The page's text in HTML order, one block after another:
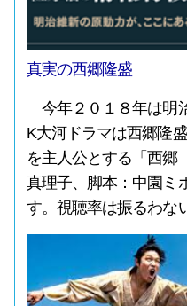
真実の西郷隆盛
今年２０１８年は明
K大河ドラマは西郷隆
を主人公とする「西郷
真理子、脚本：中園ミ
す。視聴率は振るわな